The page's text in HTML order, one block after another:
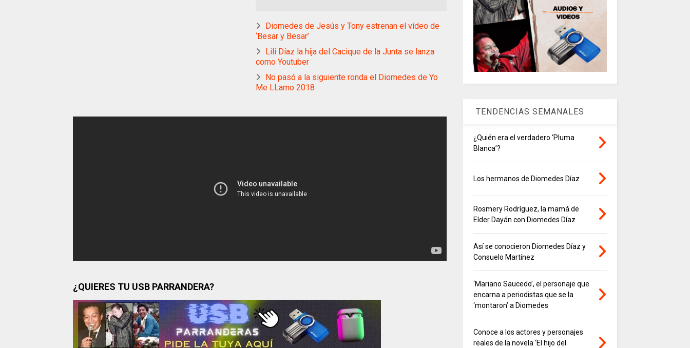
Diomedes de Jesús y Tony estrenan el vídeo de
‘Besar y Besar’
Lili Díaz la hija del Cacique de la Junta se lanza
como Youtuber
No pasó a la siguiente ronda el Diomedes de Yo
Me LLamo 2018
¿QUIERES TU USB PARRANDERA?
TENDENCIAS SEMANALES
¿Quién era el verdadero ‘Pluma
Blanca’?
Los hermanos de Diomedes Díaz
Rosmery Rodríguez, la mamá de
Elder Dayán con Diomedes Díaz
Así se conocieron Diomedes Díaz y
Consuelo Martínez
‘Mariano Saucedo’, el personaje que
encarna a periodistas que se la
‘montaron’ a Diomedes
Conoce a los actores y personajes
reales de la novela ‘El hijo del